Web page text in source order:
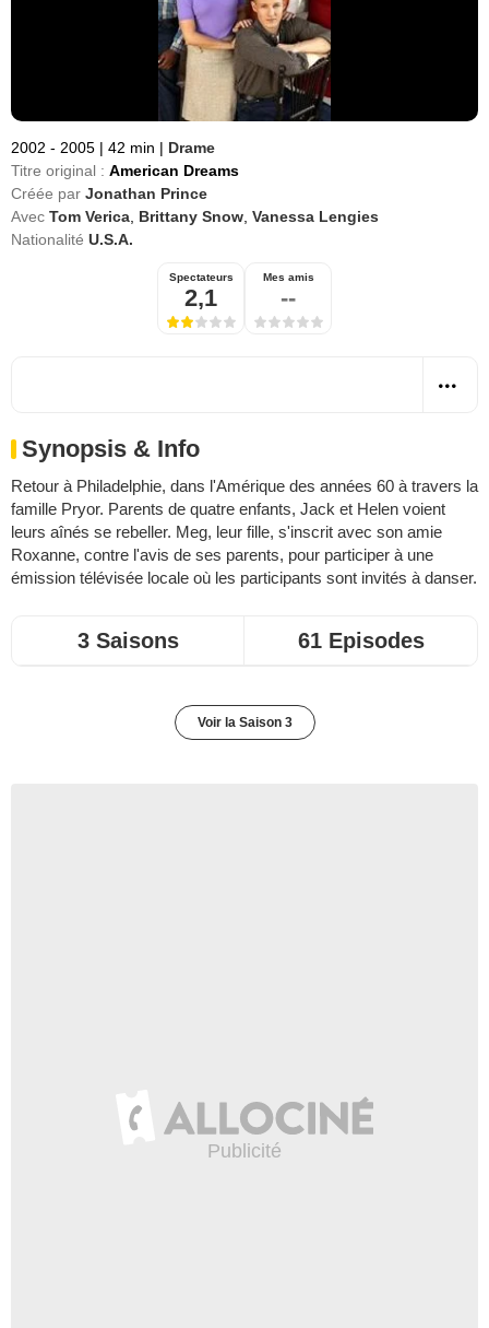
2002 - 2005 | 42 min | Drame
Titre original : American Dreams
Créée par Jonathan Prince
Avec Tom Verica Brittany Snow Vanessa Lengies
Nationalité U.S.A.
Spectateurs
2,1
Mes amis
--
Synopsis & Info
Retour à Philadelphie, dans l'Amérique des années 60 à travers la
famille Pryor. Parents de quatre enfants, Jack et Helen voient
leurs aînés se rebeller. Meg, leur fille, s'inscrit avec son amie
Roxanne, contre l'avis de ses parents, pour participer à une
émission télévisée locale où les participants sont invités à danser.
3 Saisons 61 Episodes
Voir la Saison 3